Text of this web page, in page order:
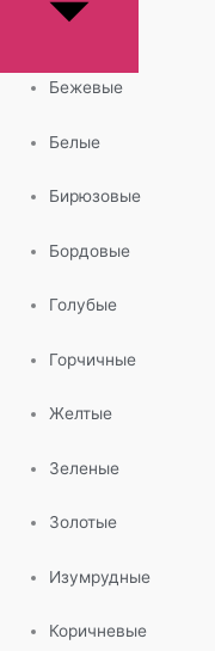
Бежевые
Белые
Бирюзовые
Бордовые
Голубые
Горчичные
Желтые
Зеленые
Золотые
Изумрудные
Коричневые